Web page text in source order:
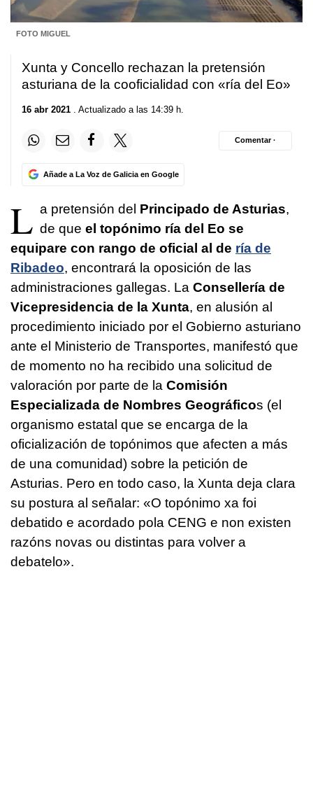
FOTO MIGUEL
Xunta y Concello rechazan la pretensión
asturiana de la cooficialidad con «ría del Eo»
16 abr 2021 . Actualizado a las 14:39 h.
Añade a La Voz de Galicia en Google
Comentar ·
L a pretensión del Principado de Asturias,
de que el topónimo ría del Eo se
equipare con rango de oficial al de ría de
Ribadeo, encontrará la oposición de las
administraciones gallegas. La Consellería de
Vicepresidencia de la Xunta, en alusión al
procedimiento iniciado por el Gobierno asturiano
ante el Ministerio de Transportes, manifestó que
de momento no ha recibido una solicitud de
valoración por parte de la Comisión
Especializada de Nombres Geográficos (el
organismo estatal que se encarga de la
oficialización de topónimos que afecten a más
de una comunidad) sobre la petición de
Asturias. Pero en todo caso, la Xunta deja clara
su postura al señalar: «O topónimo xa foi
debatido e acordado pola CENG e non existen
razóns novas ou distintas para volver a
debatelo».